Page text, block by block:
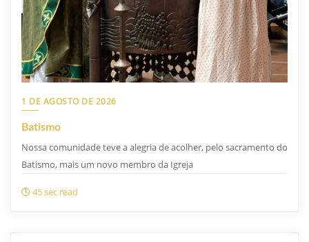
1 DE AGOSTO DE 2026
Batismo
Nossa comunidade teve a alegria de acolher, pelo sacramento do
Batismo, mais um novo membro da Igreja
45 sec read